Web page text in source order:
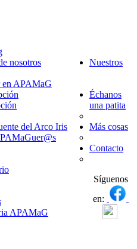
nosotros
Nuestros
en APAMaG
del Arco Iris
Échanos
una patita
Más cosas
APAMaG
Contacto
Síguenos
en: